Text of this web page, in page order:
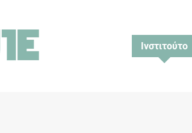
Ινστιτούτο